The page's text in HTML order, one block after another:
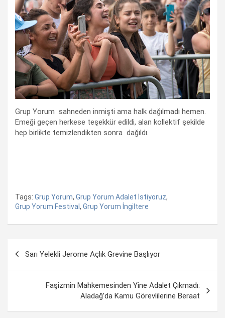
Grup Yorum sahneden inmişti ama halk dağılmadı hemen.
Emeği geçen herkese teşekkür edildi, alan kollektif şekilde
hep birlikte temizlendikten sonra dağıldı.
Tags: Grup Yorum, Grup Yorum Adalet İstiyoruz,
Grup Yorum Festival , Grup Yorum İngiltere
Sarı Yelekli Jerome Açlık Grevine Başlıyor
Faşizmin Mahkemesinden Yine Adalet Çıkmadı:
Aladağ’da Kamu Görevlilerine Beraat